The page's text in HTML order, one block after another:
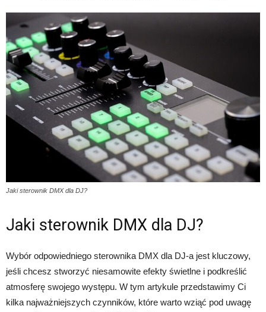
Jaki sterownik DMX dla DJ?
Jaki sterownik DMX dla DJ?
Wybór odpowiedniego sterownika DMX dla DJ-a jest kluczowy,
jeśli chcesz stworzyć niesamowite efekty świetlne i podkreślić
atmosferę swojego występu. W tym artykule przedstawimy Ci
kilka najważniejszych czynników, które warto wziąć pod uwagę